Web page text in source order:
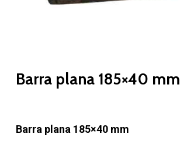
Barra plana 185×40 mm
Barra plana 185×40 mm